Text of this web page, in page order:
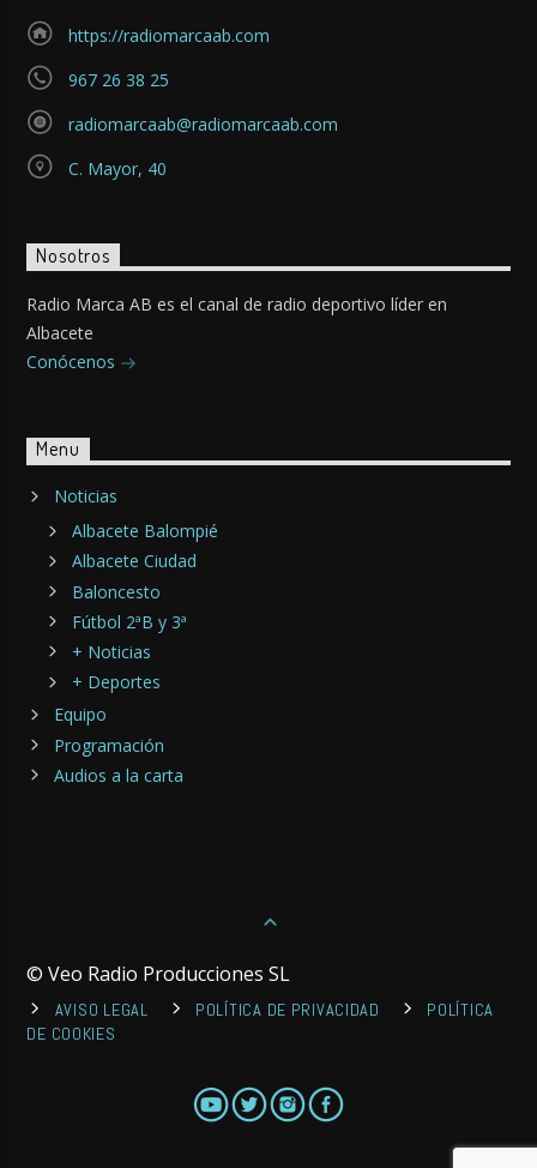
https://radiomarcaab.com
967 26 38 25
radiomarcaab@radiomarcaab.com
C. Mayor, 40
Nosotros
Radio Marca AB es el canal de radio deportivo líder en
Albacete
Conócenos
Menu
Noticias
Albacete Balompié
Albacete Ciudad
Baloncesto
Fútbol 2ªB y 3ª
+ Noticias
+ Deportes
Equipo
Programación
Audios a la carta
© Veo Radio Producciones SL
AVISO LEGAL POLÍTICA DE PRIVACIDAD
POLÍTICA
DE COOKIES